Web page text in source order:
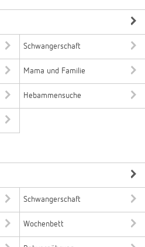
Schwangerschaft
Mama und Familie
Hebammensuche
Schwangerschaft
Wochenbett